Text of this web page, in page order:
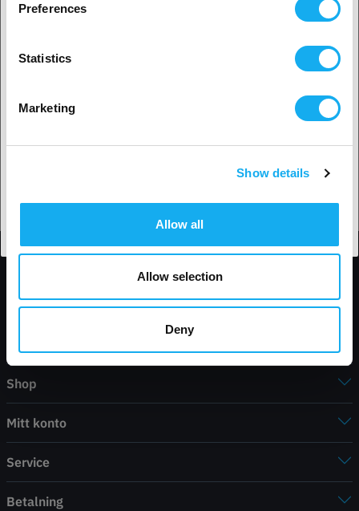
Preferences
Statistics
Marketing
Show details
Allow all
Allow selection
Deny
LÄS MER
LÄS MER
Shop
Mitt konto
Service
Betalning